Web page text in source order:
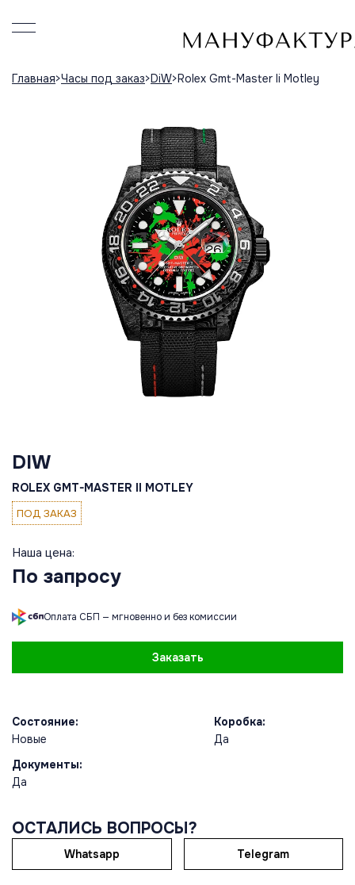
Главная Часы под заказ DiW Rolex Gmt-Master Ii Motley
DIW
ROLEX GMT-MASTER II MOTLEY
ПОД ЗАКАЗ
Наша цена:
По запросу
Оплата СБП — мгновенно и без комиссии
Заказать
Состояние:
Новые
Коробка:
Да
Документы:
Да
ОСТАЛИСЬ ВОПРОСЫ?
Whatsapp Telegram